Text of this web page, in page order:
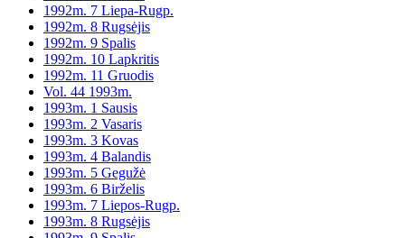
1992m. 7 Liepa-Rugp.
1992m. 8 Rugsėjis
1992m. 9 Spalis
1992m. 10 Lapkritis
1992m. 11 Gruodis
Vol. 44 1993m.
1993m. 1 Sausis
1993m. 2 Vasaris
1993m. 3 Kovas
1993m. 4 Balandis
1993m. 5 Gegužė
1993m. 6 Birželis
1993m. 7 Liepos-Rugp.
1993m. 8 Rugsėjis